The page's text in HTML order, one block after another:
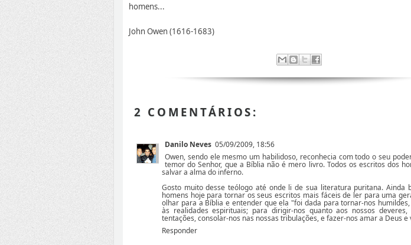
homens...
John Owen (1616-1683)
2 COMENTÁRIOS:
Danilo Neves 05/09/2009, 18:56
Owen, sendo ele mesmo um habilidoso, reconhecia com todo o seu
temor do Senhor, que a Bíblia não é mero livro. Todos os escritos dos
salvar a alma do inferno.
Gosto muito desse teólogo até onde li de sua literatura puritana. Ainda
homens hoje para tornar os seus escritos mais fáceis de ler para uma
olhar para a Bíblia e entender que ela "foi dada para tornar-nos
às realidades espirituais; para dirigir-nos quanto aos nossos deveres,
tentações, consolar-nos nas nossas tribulações, e fazer-nos amar a Deus e
Responder